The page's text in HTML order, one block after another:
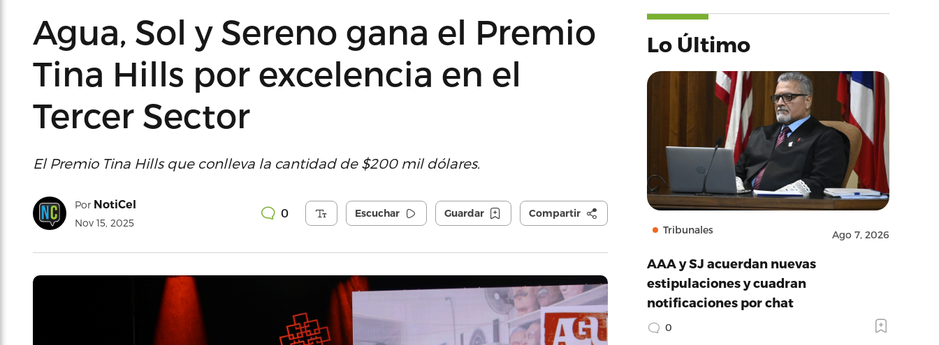
Agua, Sol y Sereno gana el Premio
Tina Hills por excelencia en el
Tercer Sector
El Premio Tina Hills que conlleva la cantidad de $200 mil dólares.
Por NotiCel
Nov 15, 2025
0 Escuchar Guardar Compartir
Lo Último
Tribunales Ago 7, 2026
AAA y SJ acuerdan nuevas
estipulaciones y cuadran
notificaciones por chat
0